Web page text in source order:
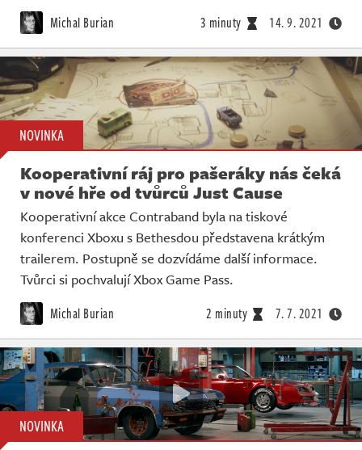
Michal Burian 3 minuty 14. 9. 2021
NOVINKA
Kooperativní ráj pro pašeráky nás čeká
v nové hře od tvůrců Just Cause
Kooperativní akce Contraband byla na tiskové
konferenci Xboxu s Bethesdou představena krátkým
trailerem. Postupně se dozvídáme další informace.
Tvůrci si pochvalují Xbox Game Pass.
Michal Burian 2 minuty 7. 7. 2021
NOVINKA